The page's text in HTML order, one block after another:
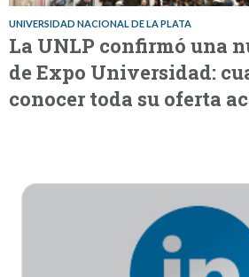
UNIVERSIDAD NACIONAL DE LA PLATA
La UNLP confirmó una
de Expo Universidad:
conocer toda su oferta